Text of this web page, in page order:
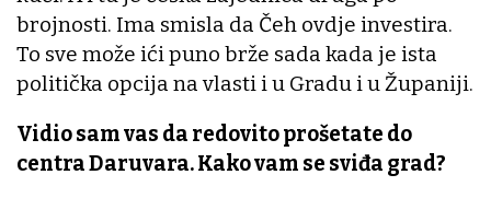
brojnosti. Ima smisla da Čeh ovdje investira.
To sve može ići puno brže sada kada je ista
politička opcija na vlasti i u Gradu i u Županiji.
Vidio sam vas da redovito prošetate do
centra Daruvara. Kako vam se sviđa grad?